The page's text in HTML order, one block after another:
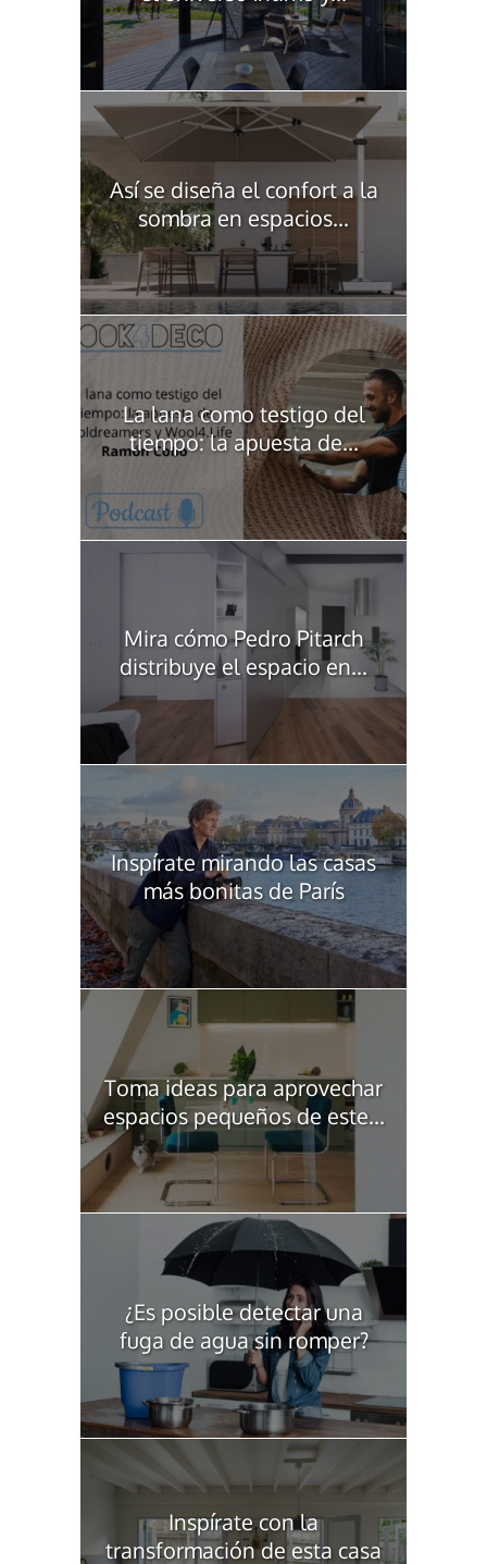
Así se diseña el confort a la
sombra en espacios...
La lana como testigo del
tiempo: la apuesta de...
Mira cómo Pedro Pitarch
distribuye el espacio en...
Inspírate mirando las casas
más bonitas de París
Toma ideas para aprovechar
espacios pequeños de este...
¿Es posible detectar una
fuga de agua sin romper?
Inspírate con la
transformación de esta casa